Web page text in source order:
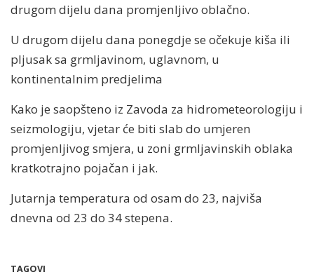
drugom dijelu dana promjenljivo oblačno.
U drugom dijelu dana ponegdje se očekuje kiša ili
pljusak sa grmljavinom, uglavnom, u
kontinentalnim predjelima
Kako je saopšteno iz Zavoda za hidrometeorologiju i
seizmologiju, vjetar će biti slab do umjeren
promjenljivog smjera, u zoni grmljavinskih oblaka
kratkotrajno pojačan i jak.
Jutarnja temperatura od osam do 23, najviša
dnevna od 23 do 34 stepena.
TAGOVI